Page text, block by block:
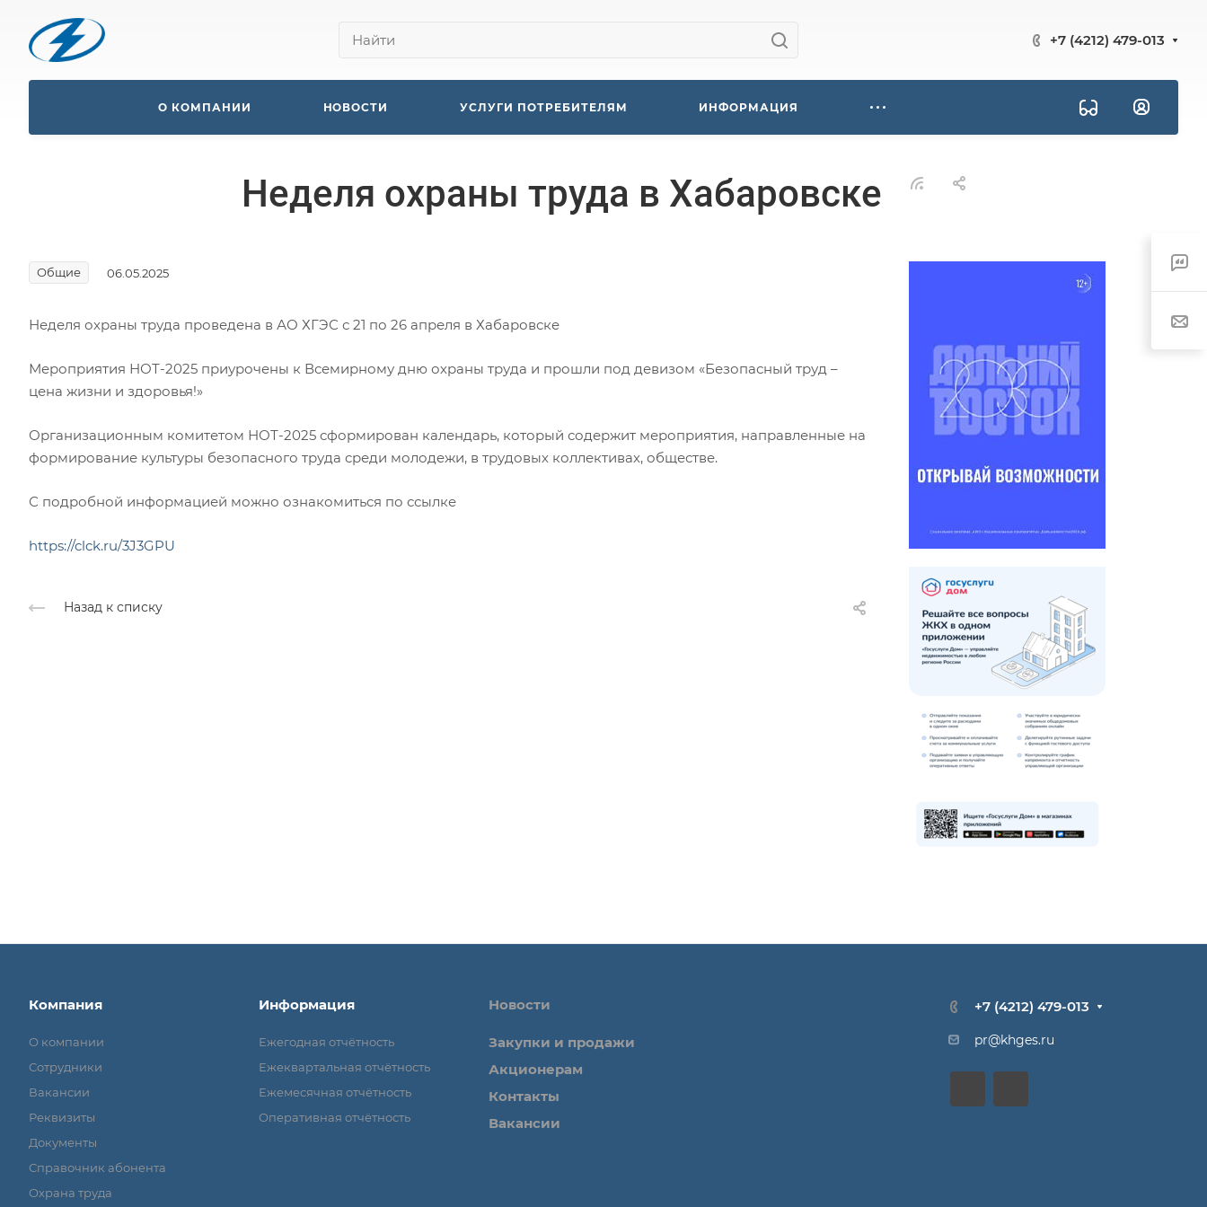
+7 (4212) 479-013
О КОМПАНИИ НОВОСТИ УСЛУГИ ПОТРЕБИТЕЛЯМ ИНФОРМАЦИЯ
Неделя охраны труда в Хабаровске
Общие 06.05.2025
Неделя охраны труда проведена в АО ХГЭС с 21 по 26 апреля в Хабаровске
Мероприятия НОТ-2025 приурочены к Всемирному дню охраны труда и прошли под девизом «Безопасный труд –
цена жизни и здоровья!»
Организационным комитетом НОТ-2025 сформирован календарь, который содержит мероприятия, направленные на
формирование культуры безопасного труда среди молодежи, в трудовых коллективах, обществе.
С подробной информацией можно ознакомиться по ссылке
https://clck.ru/3J3GPU
Назад к списку
Компания
О компании
Сотрудники
Вакансии
Реквизиты
Документы
Справочник абонента
Охрана труда
Информация
Ежегодная отчётность
Ежеквартальная отчётность
Ежемесячная отчётность
Оперативная отчётность
Новости
Закупки и продажи
Акционерам
Контакты
Вакансии
+7 (4212) 479-013
pr@khges.ru